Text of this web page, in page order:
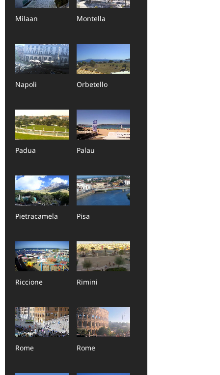
Milaan Montella
Napoli Orbetello
Padua Palau
Pietracamela Pisa
Riccione Rimini
Rome Rome